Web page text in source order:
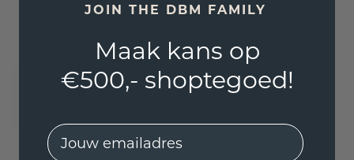
JOIN THE DBM FAMILY
Maak kans op
€500,- shoptegoed!
EMail